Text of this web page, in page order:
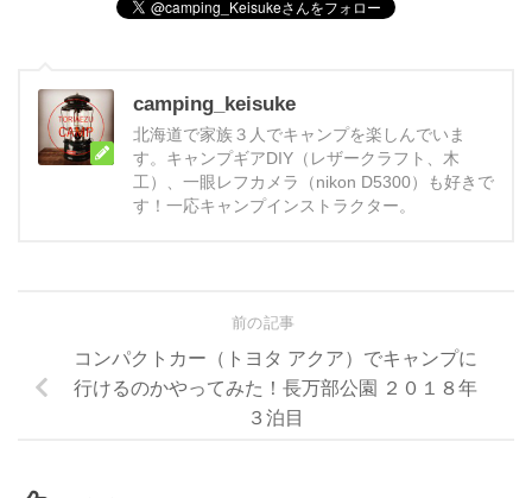
camping_keisuke
北海道で家族３人でキャンプを楽しんでいま
す。キャンプギアDIY（レザークラフト、木
工）、一眼レフカメラ（nikon D5300）も好きで
す！一応キャンプインストラクター。
前の記事
コンパクトカー（トヨタ アクア）でキャンプに
行けるのかやってみた！長万部公園 ２０１８年
３泊目